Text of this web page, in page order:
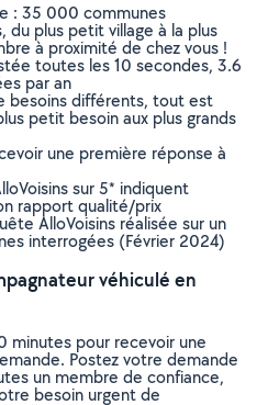
: 35 000 communes
du plus petit village à la plus
à proximité de chez vous !
toutes les 10 secondes, 3.6
par an
besoins différents, tout est
petit besoin aux plus grands
une première réponse à
sur 5* indiquent
rapport qualité/prix
AlloVoisins réalisée sur un
interrogées (Février 2024)
véhiculé en
minutes pour recevoir une
Postez votre demande
un membre de confiance,
besoin urgent de